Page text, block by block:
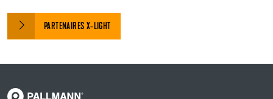
PARTENAIRES X-LIGHT